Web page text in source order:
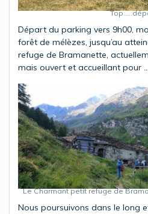
Départ du parking vers 9h00,
forêt de mélèzes, jusqu’au
refuge de Bramanette,
mais ouvert et accueillant pour
Le Charmant petit refuge de
Nous poursuivons dans le long